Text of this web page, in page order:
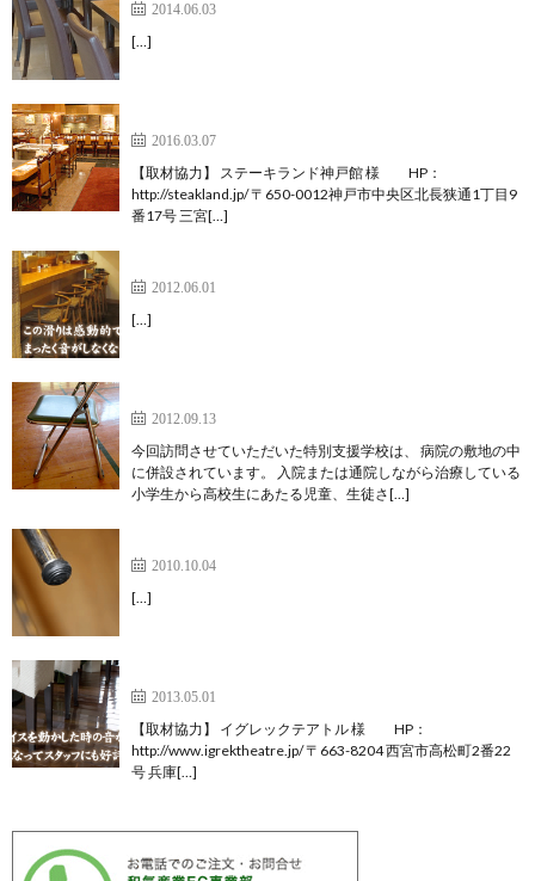
2014.06.03
[…]
2016.03.07
【取材協力】 ステーキランド神戸館 様 HP：
http://steakland.jp/ 〒650-0012神戸市中央区北長狭通1丁目9
番17号 三宮[…]
2012.06.01
[…]
2012.09.13
今回訪問させていただいた特別支援学校は、 病院の敷地の中
に併設されています。 入院または通院しながら治療している
小学生から高校生にあたる児童、生徒さ[…]
2010.10.04
[…]
2013.05.01
【取材協力】 イグレックテアトル 様 HP：
http://www.igrektheatre.jp/ 〒663-8204 西宮市高松町2番22
号 兵庫[…]